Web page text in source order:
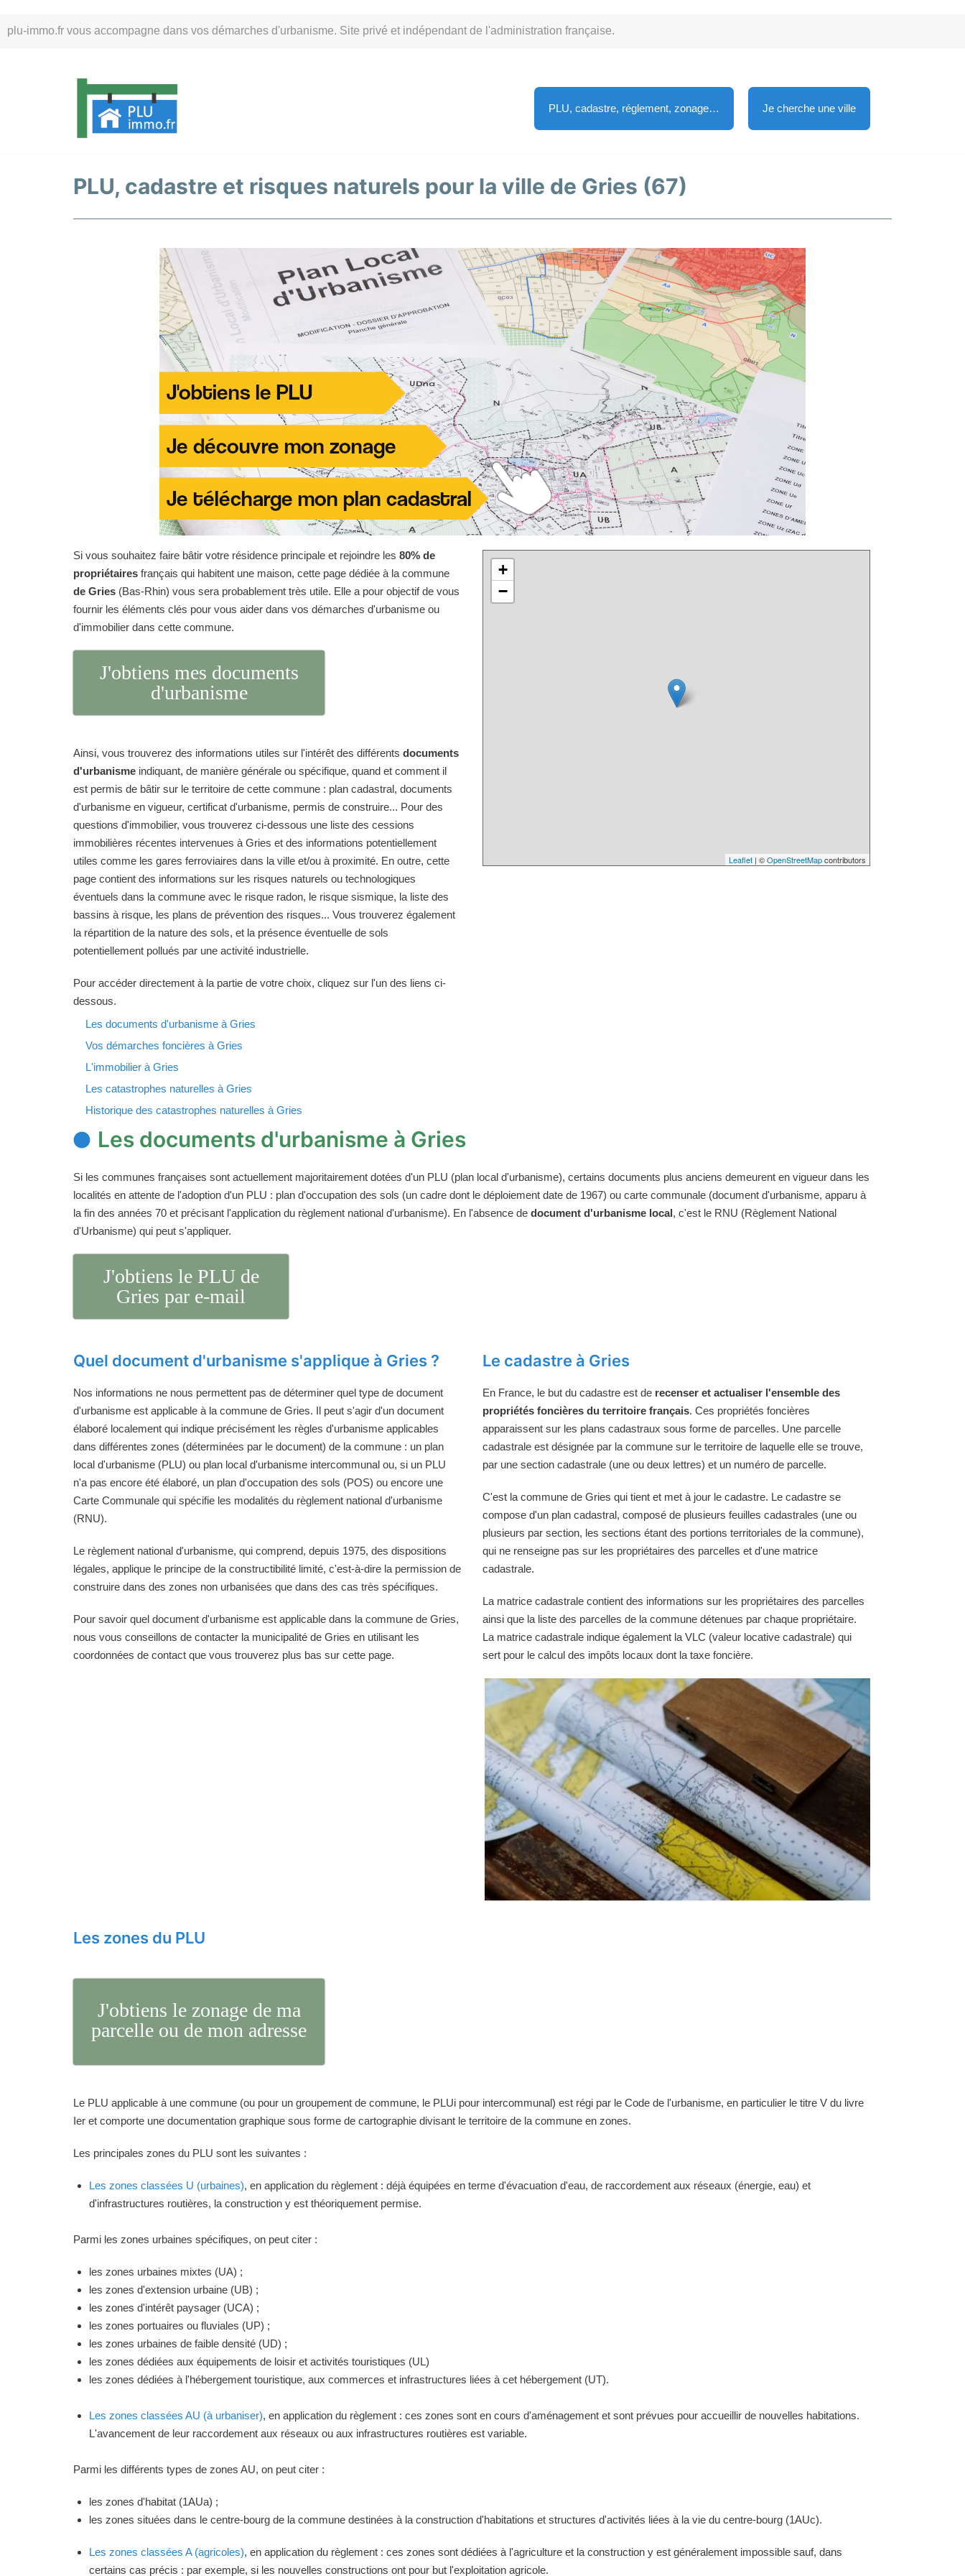
plu-immo.fr vous accompagne dans vos démarches d'urbanisme. Site privé et indépendant de l'administration française.
au
PLU, cadastre, réglement, zonage… Je cherche une ville
PLU, cadastre et risques naturels pour la ville de Gries (67)
Si vous souhaitez faire bâtir votre résidence principale et rejoindre les 80% de
propriétaires français qui habitent une maison, cette page dédiée à la commune
de Gries (Bas-Rhin) vous sera probablement très utile. Elle a pour objectif de vous
fournir les éléments clés pour vous aider dans vos démarches d'urbanisme ou
d'immobilier dans cette commune.
J'obtiens mes documents
d'urbanisme
Ainsi, vous trouverez des informations utiles sur l'intérêt des différents documents
d'urbanisme indiquant, de manière générale ou spécifique, quand et comment il
est permis de bâtir sur le territoire de cette commune : plan cadastral, documents
d'urbanisme en vigueur, certificat d'urbanisme, permis de construire... Pour des
questions d'immobilier, vous trouverez ci-dessous une liste des cessions
immobilières récentes intervenues à Gries et des informations potentiellement
utiles comme les gares ferroviaires dans la ville et/ou à proximité. En outre, cette
page contient des informations sur les risques naturels ou technologiques
éventuels dans la commune avec le risque radon, le risque sismique, la liste des
bassins à risque, les plans de prévention des risques... Vous trouverez également
la répartition de la nature des sols, et la présence éventuelle de sols
potentiellement pollués par une activité industrielle.
Pour accéder directement à la partie de votre choix, cliquez sur l'un des liens ci-
dessous.
Les documents d'urbanisme à Gries
Vos démarches foncières à Gries
L'immobilier à Gries
Les catastrophes naturelles à Gries
Historique des catastrophes naturelles à Gries
+
−
Leaflet | ©OpenStreetMapcontributors
Les documents d'urbanisme à Gries
Si les communes françaises sont actuellement majoritairement dotées d'un PLU (plan local d'urbanisme), certains documents plus anciens demeurent en vigueur dans les
localités en attente de l'adoption d'un PLU : plan d'occupation des sols (un cadre dont le déploiement date de 1967) ou carte communale (document d'urbanisme, apparu à
la fin des années 70 et précisant l'application du règlement national d'urbanisme). En l'absence de document d'urbanisme local, c'est le RNU (Règlement National
d'Urbanisme) qui peut s'appliquer.
J'obtiens le PLU de
Gries par e-mail
Quel document d'urbanisme s'applique à Gries ?
Nos informations ne nous permettent pas de déterminer quel type de document
d'urbanisme est applicable à la commune de Gries. Il peut s'agir d'un document
élaboré localement qui indique précisément les règles d'urbanisme applicables
dans différentes zones (déterminées par le document) de la commune : un plan
local d'urbanisme (PLU) ou plan local d'urbanisme intercommunal ou, si un PLU
n'a pas encore été élaboré, un plan d'occupation des sols (POS) ou encore une
Carte Communale qui spécifie les modalités du règlement national d'urbanisme
(RNU).
Le règlement national d'urbanisme, qui comprend, depuis 1975, des dispositions
légales, applique le principe de la constructibilité limité, c'est-à-dire la permission de
construire dans des zones non urbanisées que dans des cas très spécifiques.
Pour savoir quel document d'urbanisme est applicable dans la commune de Gries,
nous vous conseillons de contacter la municipalité de Gries en utilisant les
coordonnées de contact que vous trouverez plus bas sur cette page.
Le cadastre à Gries
En France, le but du cadastre est de recenser et actualiser l'ensemble des
propriétés foncières du territoire français. Ces propriétés foncières
apparaissent sur les plans cadastraux sous forme de parcelles. Une parcelle
cadastrale est désignée par la commune sur le territoire de laquelle elle se trouve,
par une section cadastrale (une ou deux lettres) et un numéro de parcelle.
C'est la commune de Gries qui tient et met à jour le cadastre. Le cadastre se
compose d'un plan cadastral, composé de plusieurs feuilles cadastrales (une ou
plusieurs par section, les sections étant des portions territoriales de la commune),
qui ne renseigne pas sur les propriétaires des parcelles et d'une matrice
cadastrale.
La matrice cadastrale contient des informations sur les propriétaires des parcelles
ainsi que la liste des parcelles de la commune détenues par chaque propriétaire.
La matrice cadastrale indique également la VLC (valeur locative cadastrale) qui
sert pour le calcul des impôts locaux dont la taxe foncière.
Les zones du PLU
J'obtiens le zonage de ma
parcelle ou de mon adresse
Le PLU applicable à une commune (ou pour un groupement de commune, le PLUi pour intercommunal) est régi par le Code de l'urbanisme, en particulier le titre V du livre
Ier et comporte une documentation graphique sous forme de cartographie divisant le territoire de la commune en zones.
Les principales zones du PLU sont les suivantes :
Les zones classées U (urbaines), en application du règlement : déjà équipées en terme d'évacuation d'eau, de raccordement aux réseaux (énergie, eau) et
d'infrastructures routières, la construction y est théoriquement permise.
Parmi les zones urbaines spécifiques, on peut citer :
les zones urbaines mixtes (UA) ;
les zones d'extension urbaine (UB) ;
les zones d'intérêt paysager (UCA) ;
les zones portuaires ou fluviales (UP) ;
les zones urbaines de faible densité (UD) ;
les zones dédiées aux équipements de loisir et activités touristiques (UL)
les zones dédiées à l'hébergement touristique, aux commerces et infrastructures liées à cet hébergement (UT).
Les zones classées AU (à urbaniser), en application du règlement : ces zones sont en cours d'aménagement et sont prévues pour accueillir de nouvelles habitations.
L'avancement de leur raccordement aux réseaux ou aux infrastructures routières est variable.
Parmi les différents types de zones AU, on peut citer :
les zones d'habitat (1AUa) ;
les zones situées dans le centre-bourg de la commune destinées à la construction d'habitations et structures d'activités liées à la vie du centre-bourg (1AUc).
Les zones classées A (agricoles), en application du règlement : ces zones sont dédiées à l'agriculture et la construction y est généralement impossible sauf, dans
certains cas précis : par exemple, si les nouvelles constructions ont pour but l'exploitation agricole.